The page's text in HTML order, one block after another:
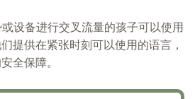
设备进行交叉流量的孩子可以使用
提供在紧张时刻可以使用的语言，
全保障。